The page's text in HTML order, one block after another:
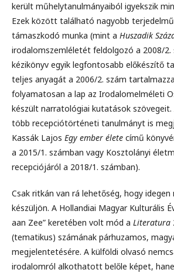
került műhelytanulmányaiból igyekszik
Ezek között található nagyobb
támaszkodó munka (mint a Huszadik
irodalomszemléletét feldolgozó a 2008/2.
kézikönyv egyik legfontosabb előkészítő
teljes anyagát a 2006/2. szám
folyamatosan a lap az Irodalomelméleti
készült narratológiai kutatások szövegeit.
több recepciótörténeti tanulmányt is
Kassák Lajos Egy ember élete című
a 2015/1. számban vagy Kosztolányi
recepciójáról a 2018/1. számban).
Csak ritkán van rá lehetőség, hogy
készüljön. A Hollandiai Magyar Kulturális
aan Zee” keretében volt mód a Literatura
(tematikus) számának párhuzamos,
megjelentetésére. A külföldi olvasó
irodalomról alkothatott belőle képet,